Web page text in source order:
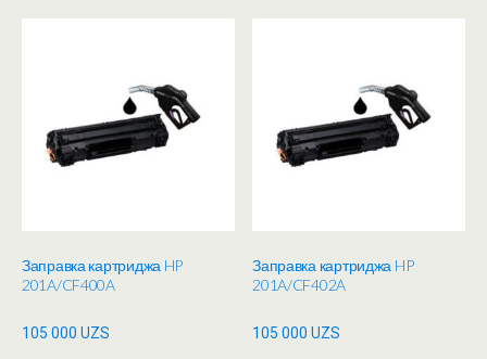
Заправка картриджа HP
201A/CF400A
105 000 UZS
Заправка картриджа HP
201A/CF402A
105 000UZS